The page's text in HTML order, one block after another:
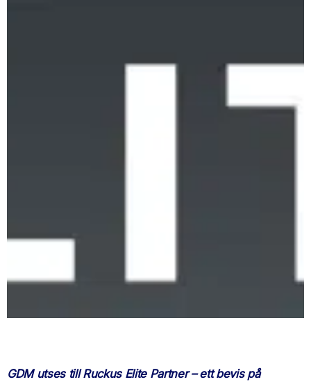
GDM utses till Ruckus Elite Partner – ett bevis på